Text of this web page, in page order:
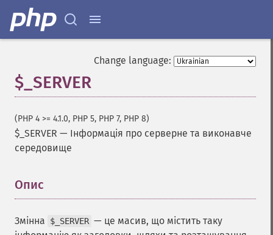
Change language:
$_SERVER
(PHP 4 >= 4.1.0, PHP 5, PHP 7, PHP 8)
$_SERVER — Інформація про серверне та виконавче
середовище
Опис
Змінна $_SERVER — це масив, що містить таку